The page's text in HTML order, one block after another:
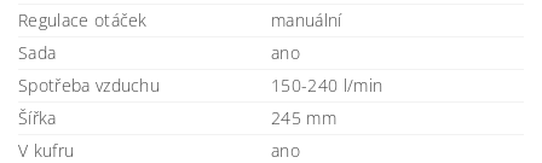
Regulace otáček
manuální
Sada
ano
Spotřeba vzduchu
150-240 l/min
Šířka
245 mm
V kufru
ano